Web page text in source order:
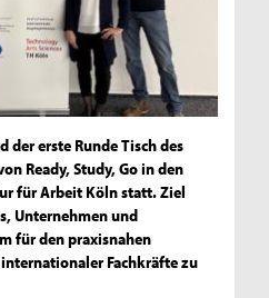
der erste Runde Tisch des
Ready, Study, Go in den
für Arbeit Köln statt. Ziel
Unternehmen und
für den praxisnahen
Fachkräfte zu